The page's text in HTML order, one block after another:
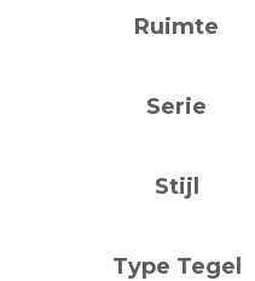
Ruimte
Serie
Stijl
Type Tegel